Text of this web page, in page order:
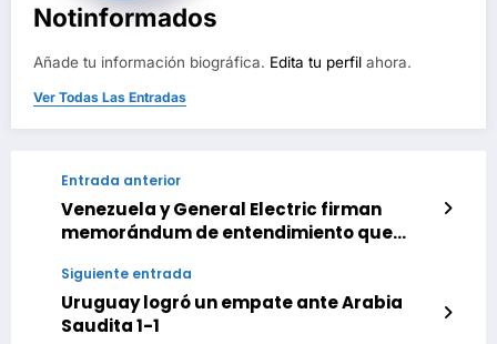
Notinformados
Añade tu información biográfica. Edita tu perfil ahora.
Ver Todas Las Entradas
Entrada anterior
Venezuela y General Electric firman
memorándum de entendimiento que
Siguiente entrada
Uruguay logró un empate ante Arabia
Saudita 1-1